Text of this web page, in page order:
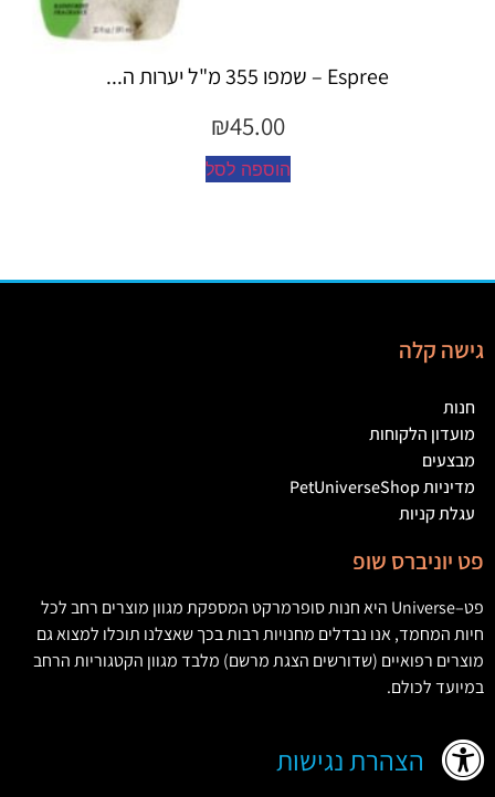
Espree – שמפו 355 מ"ל יערות ה...
₪45.00
הוספה לסל
גישה קלה
חנות
מועדון הלקוחות
מבצעים
מדיניות PetUniverseShop
עגלת קניות
פט יוניברס שופ
פט–
Universe היא חנות סופרמרקט המספקת מגוון מוצרים רחב לכל
חיות המחמד,אנו נבדלים מחנויות רבות בכך שאצלנו תוכלו למצוא גם
מוצרים רפואיים (שדורשים הצגת מרשם) מלבד מגוון הקטגוריות הרחב
במיועד לכולם.
הצהרת נגישות